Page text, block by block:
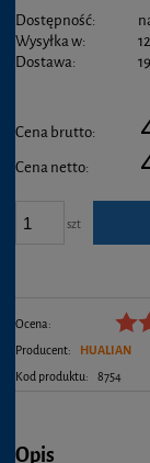
Dostępność:
Wysyłka w:
Dostawa:
Cena brutto:
Cena netto:
szt
Ocena:
Producent:
HUALIAN
Kod produktu: 8754
Opis